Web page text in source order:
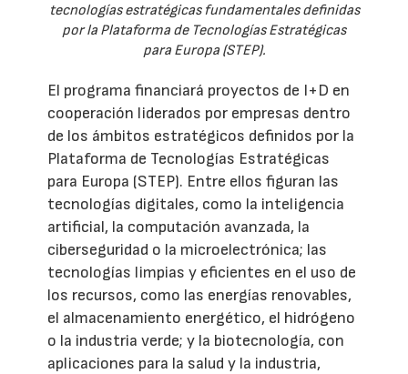
tecnologías estratégicas fundamentales definidas
por la Plataforma de Tecnologías Estratégicas
para Europa (STEP).
El programa financiará proyectos de I+D en
cooperación liderados por empresas dentro
de los ámbitos estratégicos definidos por la
Plataforma de Tecnologías Estratégicas
para Europa (STEP). Entre ellos figuran las
tecnologías digitales, como la inteligencia
artificial, la computación avanzada, la
ciberseguridad o la microelectrónica; las
tecnologías limpias y eficientes en el uso de
los recursos, como las energías renovables,
el almacenamiento energético, el hidrógeno
o la industria verde; y la biotecnología, con
aplicaciones para la salud y la industria,